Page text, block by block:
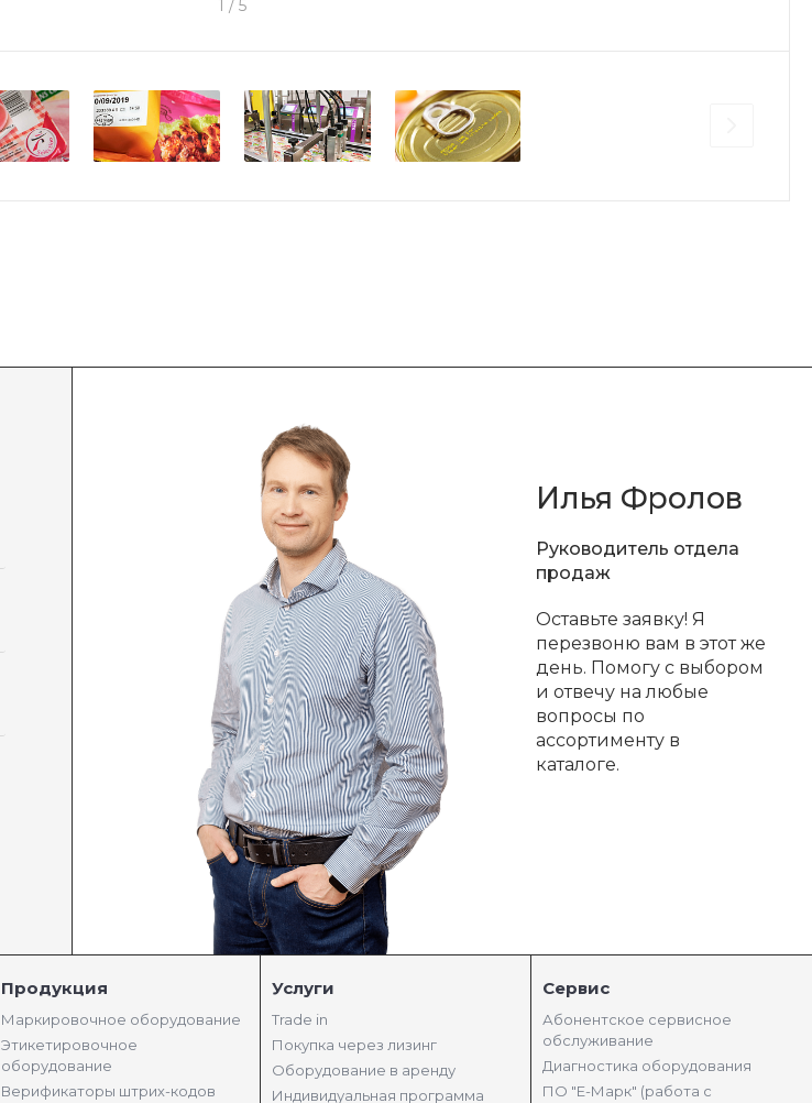
1 / 5
Илья Фролов
Руководитель отдела
продаж
Оставьте заявку! Я
перезвоню вам в этот же
день. Помогу с выбором
и отвечу на любые
вопросы по
ассортименту в
каталоге.
Продукция
Маркировочное оборудование
Этикетировочное
оборудование
Верификаторы штрих-кодов
Услуги
Trade in
Покупка через лизинг
Оборудование в аренду
Индивидуальная программа
Сервис
Абонентское сервисное
обслуживание
Диагностика оборудования
ПО "Е-Марк" (работа с